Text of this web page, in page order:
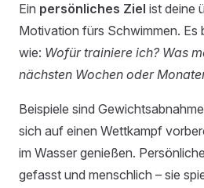
Ein persönliches Ziel ist deine
Motivation fürs Schwimmen. Es
wie: Wofür trainiere ich? Was
nächsten Wochen oder
Beispiele sind
sich auf einen Wettkampf
im Wasser genießen.
gefasst und menschlich – sie